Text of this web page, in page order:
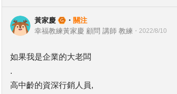
黃家慶 ・ 關注
幸福教練黃家慶 顧問 講師 教練 ・ 2022/8/10
如果我是企業的大老闆
.
高中齡的資深行銷人員,